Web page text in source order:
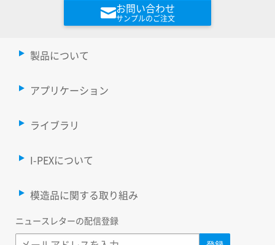
お問い合わせ
サンプルのご注文
製品について
アプリケーション
ライブラリ
I-PEXについて
模造品に関する取り組み
ニュースレターの配信登録